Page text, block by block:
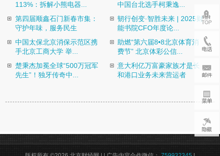
113%：拆解小熊电器...
中国台北选手柯秉逸...
第四届顺鑫石门新春市集：
守护年味，服务民生
韧行创变·智胜未来 | 2025财
能书院CFO年度论...
中国太保北京消保示范区携
手北京工商大学 举...
助燃“第六届8•8北京体育消
费节” 北京体彩公信...
楚秉杰加冕全球“500万冠军
先生”！独牙传奇中...
意大利亿万富豪家族才是长
和港口业务未来营运者